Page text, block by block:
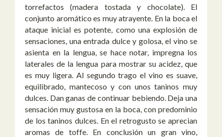
torrefactos (madera tostada y chocolate). El
conjunto aromático es muy atrayente. En la boca el
ataque inicial es potente, como una explosión de
sensaciones, una entrada dulce y golosa, el vino se
asienta en la lengua, se hace notar, impregna los
laterales de la lengua para mostrar su acidez, que
es muy ligera. Al segundo trago el vino es suave,
equilibrado, mantecoso y con unos taninos muy
dulces. Dan ganas de continuar bebiendo. Deja una
sensación muy gustosa en la boca, con predominio
de los taninos dulces. En el retrogusto se aprecian
aromas de toffe. En conclusión un gran vino,